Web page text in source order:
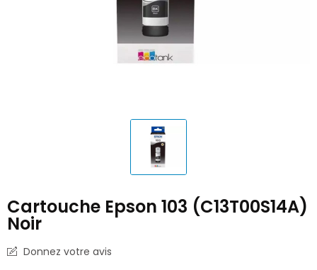
Cartouche Epson 103 (C13T00S14A)
Noir
Donnez votre avis